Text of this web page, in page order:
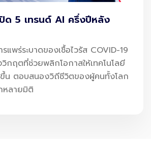
Modern luxury เรียบหรูดูแพง
ด 5 เทรนด์ AI ครึ่งปีหลัง
แพร่ระบาดของเชื้อไวรัส COVID-19
กฤตที่ช่วยพลิกโอกาสให้เทคโนโลยี
น ตอบสนองวิถีชีวิตของผู้คนทั้งโลก
หลายมิติ